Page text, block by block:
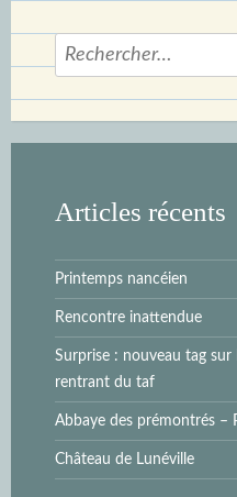
Rechercher :
Articles récents
Printemps nancéien
Rencontre inattendue
Surprise : nouveau tag sur
rentrant du taf
Abbaye des prémontrés –
Château de Lunéville